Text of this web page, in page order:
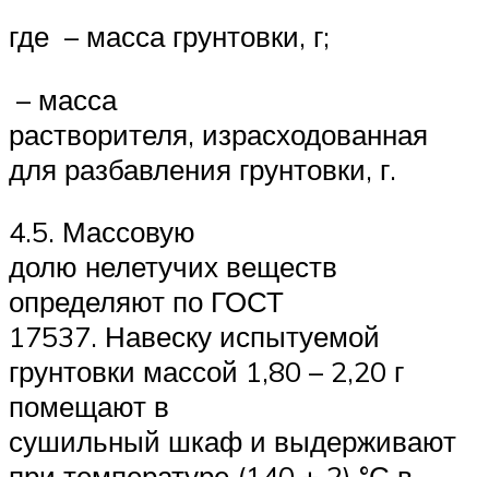
где – масса грунтовки, г;
– масса
растворителя, израсходованная
для разбавления грунтовки, г.
4.5. Массовую
долю нелетучих веществ
определяют по ГОСТ
17537. Навеску испытуемой
грунтовки массой 1,80 – 2,20 г
помещают в
сушильный шкаф и выдерживают